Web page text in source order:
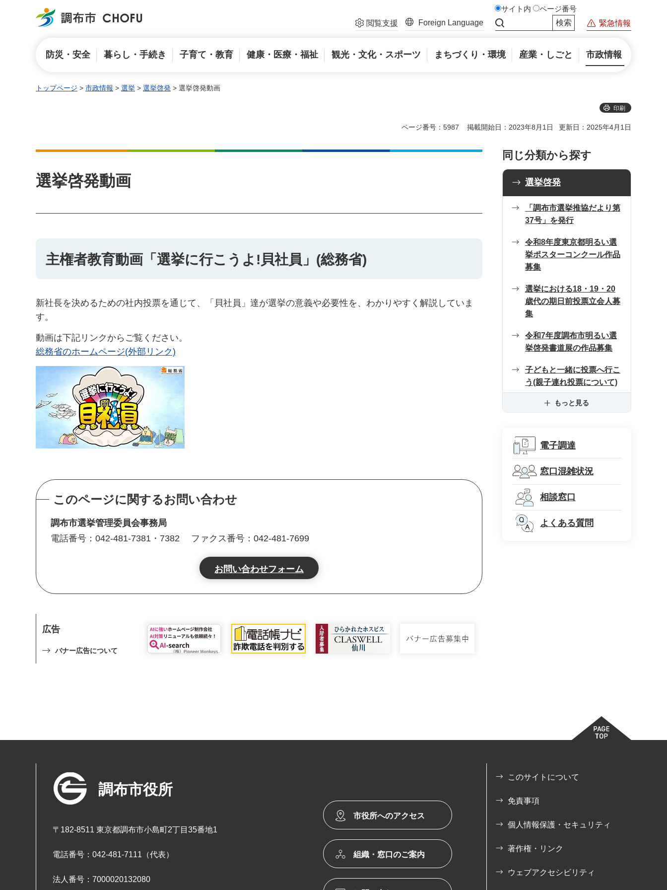
調布市 閲覧支援 Foreign Language
サイト内 ページ番号
緊急情報
防災・安全 暮らし・手続き 子育て・教育 健康・医療・福祉 観光・文化・スポーツ まちづくり・環境 産業・しごと 市政情報
トップページ > 市政情報 > 選挙 > 選挙啓発 > 選挙啓発動画
印刷
ページ番号：5987 掲載開始日：2023年8月1日 更新日：2025年4月1日
選挙啓発動画
主権者教育動画「選挙に行こうよ!貝社員」(総務省)
新社長を決めるための社内投票を通じて、「貝社員」達が選挙の意義や必要性を、わかりやすく解説していま
す。
動画は下記リンクからご覧ください。
総務省のホームページ(外部リンク)
このページに関するお問い合わせ
調布市選挙管理委員会事務局
電話番号：042-481-7381・7382
ファクス番号：042-481-7699
広告
バナー広告について
同じ分類から探す
選挙啓発
「調布市選挙推協だより第
37号」を発行
令和8年度東京都明るい選
挙ポスターコンクール作品
募集
選挙における18・19・20
歳代の期日前投票立会人募
集
令和7年度調布市明るい選
挙啓発書道展の作品募集
子どもと一緒に投票へ行こ
う(親子連れ投票について)
もっと見る
電子調達
窓口混雑状況
相談窓口
よくある質問
調布市役所
〒182-8511 東京都調布市小島町2丁目35番地1
電話番号：042-481-7111（代表）
法人番号：7000020132080
市役所へのアクセス
組織・窓口のご案内
このサイトについて
免責事項
個人情報保護・セキュリティ
著作権・リンク
ウェブアクセシビリティ